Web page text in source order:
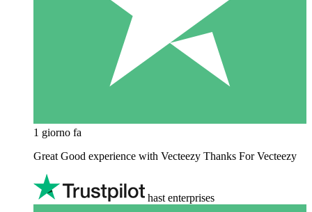
1 giorno fa
Great Good experience with Vecteezy Thanks For Vecteezy
hast enterprises